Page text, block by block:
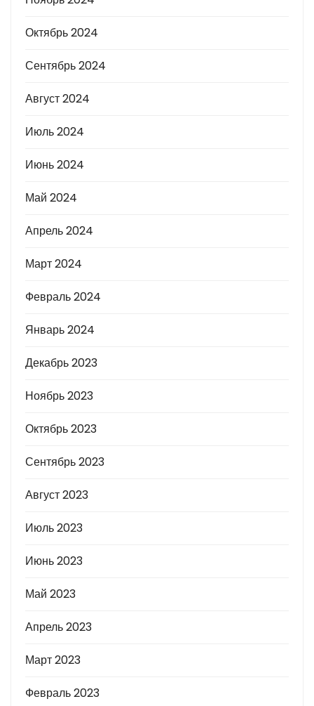
Октябрь 2024
Сентябрь 2024
Август 2024
Июль 2024
Июнь 2024
Май 2024
Апрель 2024
Март 2024
Февраль 2024
Январь 2024
Декабрь 2023
Ноябрь 2023
Октябрь 2023
Сентябрь 2023
Август 2023
Июль 2023
Июнь 2023
Май 2023
Апрель 2023
Март 2023
Февраль 2023